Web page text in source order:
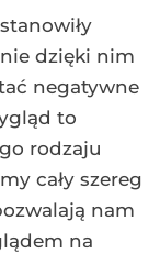
dzięki nim
negatywne
to
rodzaju
cały szereg
nam
na